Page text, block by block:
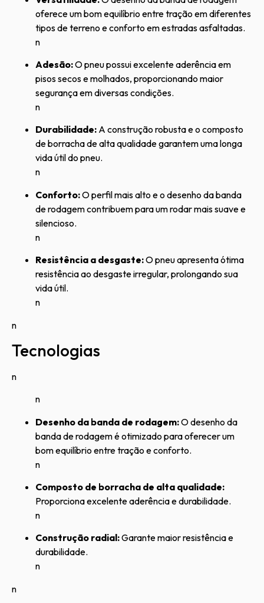
oferece um bom equilíbrio entre tração em diferentes
tipos de terreno e conforto em estradas asfaltadas.
n
Adesão:O pneu possui excelente aderência em
pisos secos e molhados, proporcionando maior
segurança em diversas condições.
n
Durabilidade: A construção robusta e o composto
de borracha de alta qualidade garantem uma longa
vida útil do pneu.
n
Conforto:O perfil mais alto e o desenho da banda
de rodagem contribuem para um rodar mais suave e
silencioso.
n
Resistência a desgaste:O pneu apresenta ótima
resistência ao desgaste irregular, prolongando sua
vida útil.
n
n
Tecnologias
n
n
Desenho da banda de rodagem:O desenho da
banda de rodagem é otimizado para oferecer um
bom equilíbrio entre tração e conforto.
n
Composto de borracha de alta qualidade:
Proporciona excelente aderência e durabilidade.
n
Construção radial:Garante maior resistência e
durabilidade.
n
n